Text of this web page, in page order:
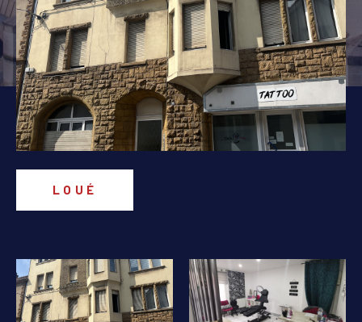
LOUÉ
PIÈCES
1 3 4 5+
Localisation
PARKING TERRASSE PISCINE